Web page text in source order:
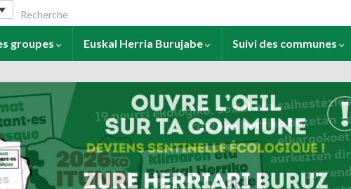
Search for:
groupes Euskal Herria Burujabe Suivi des communes